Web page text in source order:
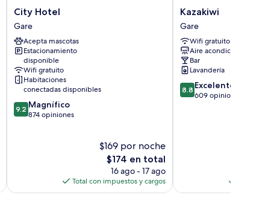
City
Hotel
Gare
City Hotel
Gare
Acepta mascotas
Estacionamiento
disponible
Wifi gratuito
Habitaciones
conectadas disponibles
9.2
de
9.2 Magnífico
874 opiniones
$169 por noche
El
precio
actual
es
$174 en total
16 ago - 17 ago
Total con impuestos y cargos
Kazakiwi
Gare
Kazakiwi
Gare
Wifi gratuito
Aire acondicionado
Bar
Lavandería
8.8
de
8.8 Excelente
609 opiniones